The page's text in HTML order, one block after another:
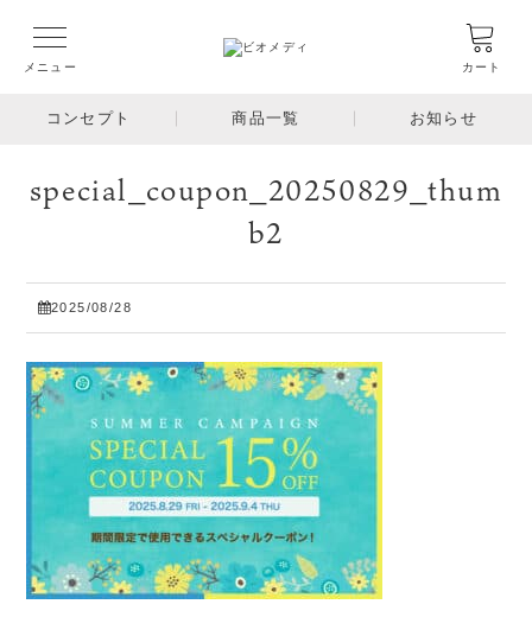
メニュー カート
コンセプト 商品一覧 お知らせ
special_coupon_20250829_thum
b2
2025/08/28